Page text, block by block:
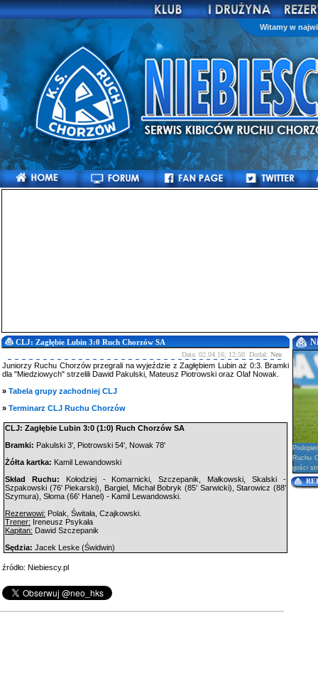
Witamy w
CLJ: Zagłębie Lubin 3:0 Ruch Chorzów SA
Data: 02.04.16; 12:50 Dodał: Neo
Juniorzy Ruchu Chorzów przegrali na wyjeździe z Zagłębiem Lubin aż 0:3. Bramki
dla "Miedziowych" strzelili Dawid Pakulski, Mateusz Piotrowski oraz Olaf Nowak.
» Tabela grupy zachodniej CLJ
» Terminarz CLJ Ruchu Chorzów
CLJ: Zagłębie Lubin 3:0 (1:0) Ruch Chorzów SA
Bramki: Pakulski 3', Piotrowski 54', Nowak 78'
Żółta kartka: Kamil Lewandowski
Skład Ruchu: Kołodziej - Komarnicki, Szczepanik, Małkowski, Skalski -
Szpakowski (76' Piekarski), Bargiel, Michał Bobryk (85' Sarwicki), Starowicz (88'
Szymura), Słoma (66' Hanel) - Kamil Lewandowski.
Rezerwowi: Polak, Świtała, Czajkowski.
Trener: Ireneusz Psykała
Kapitan: Dawid Szczepanik
Sędzia: Jacek Leske (Świdwin)
źródło: Niebiescy.pl
Ruchu
gości